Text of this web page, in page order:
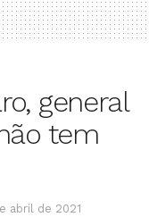
general
tem
abril de 2021